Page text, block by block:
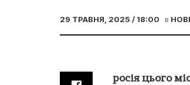
29 ТРАВНЯ, 2025 / 18:00 в
росія цього